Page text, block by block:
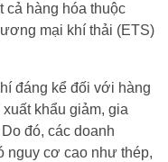
cả hàng hóa thuộc
mại khí thải (ETS)
đáng kể đối với hàng
khẩu giảm, gia
đó, các doanh
nguy cơ cao như thép,